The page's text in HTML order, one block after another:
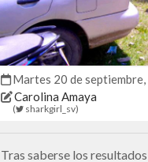
martes 20 de
Carolina Amaya
( sharkgirl_sv)
Tras saberse los